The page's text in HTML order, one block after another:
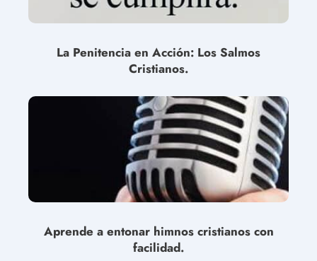
La Penitencia en Acción: Los Salmos
Cristianos.
Aprende a entonar himnos cristianos con
facilidad.